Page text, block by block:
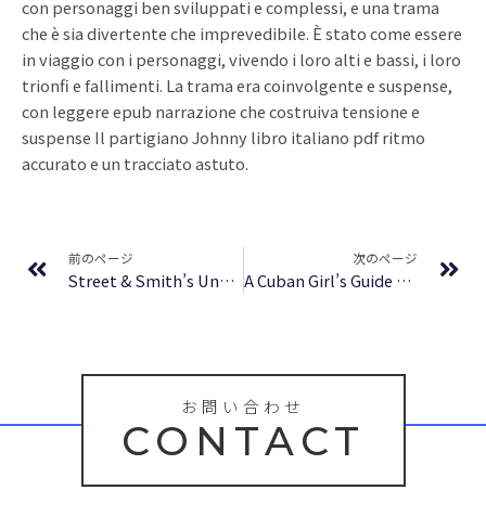
con personaggi ben sviluppati e complessi, e una trama
che è sia divertente che imprevedibile. È stato come essere
in viaggio con i personaggi, vivendo i loro alti e bassi, i loro
trionfi e fallimenti. La trama era coinvolgente e suspense,
con leggere epub narrazione che costruiva tensione e
suspense Il partigiano Johnny libro italiano pdf ritmo
accurato e un tracciato astuto.
前のページ
Street & Smith’s Unknown Fantasy Fiction ( June 1940 ) featuring But Without Horns by Norvell W. Page – Summary
次のページ
A Cuban Girl’s Guide to Tea and Tomorrow : Free eBooks
お問い合わせ
CONTACT